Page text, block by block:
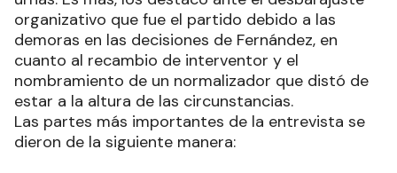
organizativo que fue el partido debido a las
demoras en las decisiones de Fernández, en
cuanto al recambio de interventor y el
nombramiento de un normalizador que distó de
estar a la altura de las circunstancias.
Las partes más importantes de la entrevista se
dieron de la siguiente manera: